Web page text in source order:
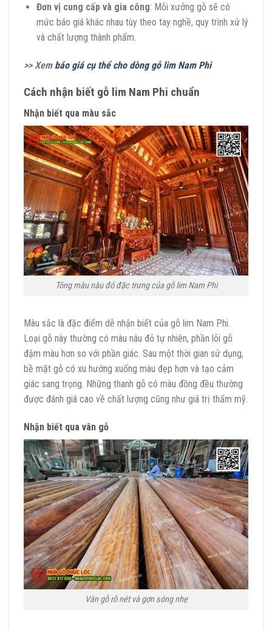
Đơn vị cung cấp và gia công: Mỗi xưởng gỗ sẽ có
mức báo giá khác nhau tùy theo tay nghề, quy trình xử lý
và chất lượng thành phẩm.
>> Xem báo giá cụ thể cho dòng gỗ lim Nam Phi
Cách nhận biết gỗ lim Nam Phi chuẩn
Nhận biết qua màu sắc
Tông màu nâu đỏ đặc trưng của gỗ lim Nam Phi
Màu sắc là đặc điểm dễ nhận biết của gỗ lim Nam Phi.
Loại gỗ này thường có màu nâu đỏ tự nhiên, phần lõi gỗ
đậm màu hơn so với phần giác. Sau một thời gian sử dụng,
bề mặt gỗ có xu hướng xuống màu đẹp hơn và tạo cảm
giác sang trọng. Những thanh gỗ có màu đồng đều thường
được đánh giá cao về chất lượng cũng như giá trị thẩm mỹ.
Nhận biết qua vân gỗ
Vân gỗ rõ nét và gợn sóng nhẹ